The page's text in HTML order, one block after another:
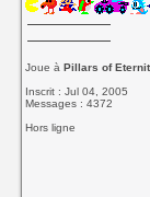
Joue àPillars of
Inscrit : Jul 04, 2005
Messages : 4372
Hors ligne